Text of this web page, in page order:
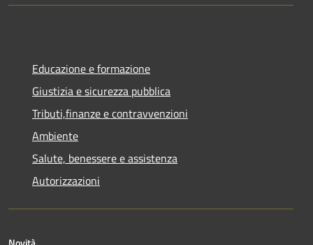
Educazione e formazione
Giustizia e sicurezza pubblica
Tributi,finanze e contravvenzioni
Ambiente
Salute, benessere e assistenza
Autorizzazioni